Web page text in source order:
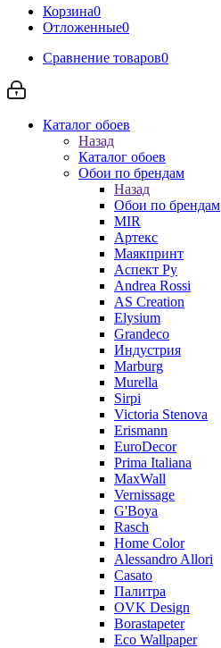
Корзина0
Отложенные0
Сравнение товаров0
Каталог обоев
Назад
Каталог обоев
Обои по брендам
Назад
Обои по брендам
MIR
Артекс
Маякпринт
Аспект Ру
Andrea Rossi
AS Creation
Elysium
Grandeco
Индустрия
Marburg
Murella
Sirpi
Victoria Stenova
Erismann
EuroDecor
Prima Italiana
MaxWall
Vernissage
G'Boya
Rasch
Home Color
Alessandro Allori
Casato
Палитра
OVK Design
Borastapeter
Eco Wallpaper